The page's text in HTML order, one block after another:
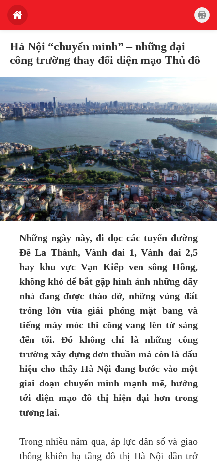
Hà Nội “chuyển mình” – những đại
công trường thay đổi diện mạo Thủ đô
Những ngày này, đi dọc các tuyến đường
Đê La Thành, Vành đai 1, Vành đai 2,5
hay khu vực Vạn Kiếp ven sông Hồng,
không khó để bắt gặp hình ảnh những dãy
nhà đang được tháo dỡ, những vùng đất
trống lớn vừa giải phóng mặt bằng và
tiếng máy móc thi công vang lên từ sáng
đến tối. Đó không chỉ là những công
trường xây dựng đơn thuần mà còn là dấu
hiệu cho thấy Hà Nội đang bước vào một
giai đoạn chuyển mình mạnh mẽ, hướng
tới diện mạo đô thị hiện đại hơn trong
tương lai.
Trong nhiều năm qua, áp lực dân số và giao
thông khiến hạ tầng đô thị Hà Nội dần trở